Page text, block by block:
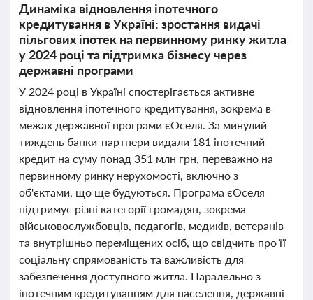
Динаміка відновлення іпотечного
кредитування в Україні: зростання видачі
пільгових іпотек на первинному ринку житла
у 2024 році та підтримка бізнесу через
державні програми
У 2024 році в Україні спостерігається активне
відновлення іпотечного кредитування, зокрема в
межах державної програми єОселя. За минулий
тиждень банки-партнери видали 181 іпотечний
кредит на суму понад 351 млн грн, переважно на
первинному ринку нерухомості, включно з
об'єктами, що ще будуються. Програма єОселя
підтримує різні категорії громадян, зокрема
військовослужбовців, педагогів, медиків, ветеранів
та внутрішньо переміщених осіб, що свідчить про її
соціальну спрямованість та важливість для
забезпечення доступного житла. Паралельно з
іпотечним кредитуванням для населення, державні